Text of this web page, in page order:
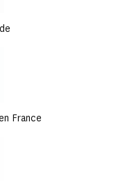
France